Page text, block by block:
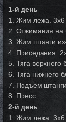
1-й день
1. Жим лежа. 3х6
2. Отжимания на
3. Жим штанги
4. Приседания.
5. Тяга верхнего
6. Тяга нижнего
7. Подъем
8. Пресс
2-й день
1. Жим лежа. 3х6